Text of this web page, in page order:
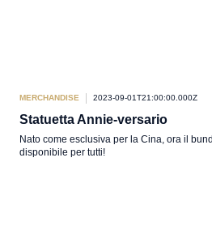
MERCHANDISE 2023-09-01T21:00:00.000Z
Statuetta Annie-versario
Nato come esclusiva per la Cina, ora il
disponibile per tutti!